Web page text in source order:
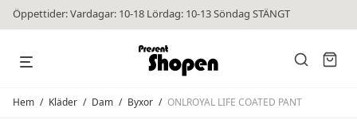
Öppettider: Vardagar: 10-18 Lördag: 10-13 Söndag STÄNGT
Hem / Kläder / Dam / Byxor / ONLROYAL LIFE COATED PANT